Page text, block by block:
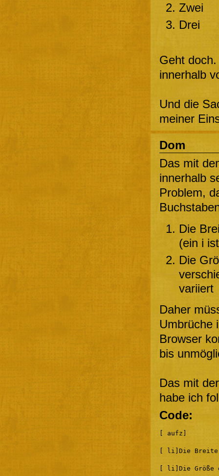
Zwei
Drei
Geht
innerhalb
Und die
meiner
Dom
Das mit
innerhalb
Problem,
Die
(ein i
Die
variiert
Daher
Umbrüche
Browser
bis
Das mit
habe ich
Code:
[ aufz]
[ li]Die
[ li]Die